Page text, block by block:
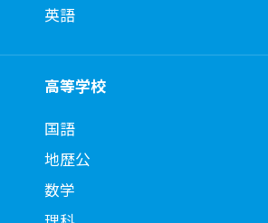
英語
高等学校
国語
地歴公
数学